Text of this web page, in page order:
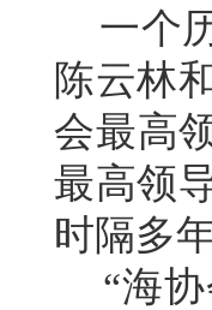
一个
陈云林
会最高
最高领
时隔多
“海协